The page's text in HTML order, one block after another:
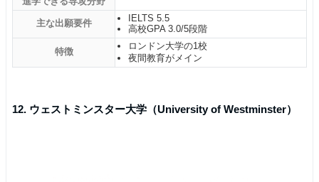
主な出願要件
IELTS 5.5
高校GPA 3.0/5段階
特徴
ロンドン大学の1校
夜間教育がメイン
12. ウェストミンスター大学（University of Westminster）